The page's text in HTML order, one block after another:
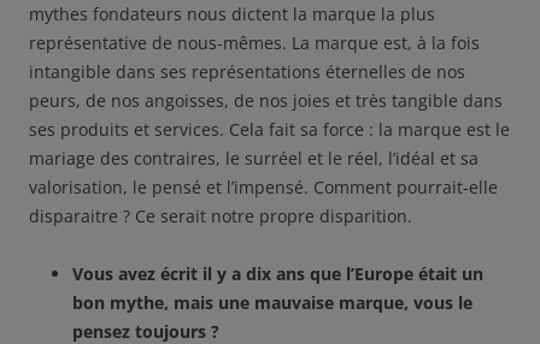
mythes fondateurs nous dictent la marque la plus
représentative de nous-mêmes. La marque est, à la fois
intangible dans ses représentations éternelles de nos
peurs, de nos angoisses, de nos joies et très tangible dans
ses produits et services. Cela fait sa force : la marque est le
mariage des contraires, le surréel et le réel, l’idéal et sa
valorisation, le pensé et l’impensé. Comment pourrait-elle
disparaitre ? Ce serait notre propre disparition.
Vous avez écrit il y a dix ans que l’Europe était un
bon mythe, mais une mauvaise marque, vous le
pensez toujours ?